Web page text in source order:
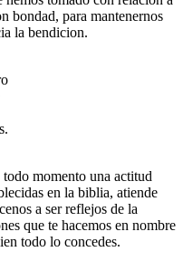
bondad, para mantenernos
la bendicion.
momento una actitud
en la biblia, atiende
a ser reflejos de la
que te hacemos en nombre
todo lo concedes.